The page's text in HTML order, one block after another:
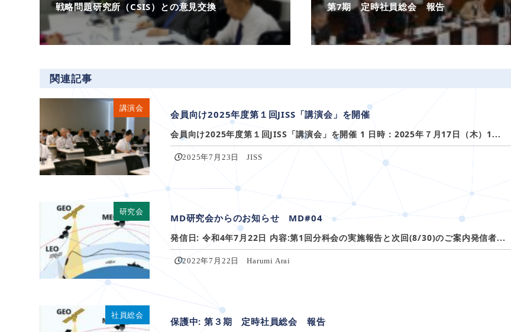
戦略問題研究所（CSIS）との意見交換 第7期 定時社員総会 報告
関連記事
講演会
会員向け2025年度第１回JISS「講演会」を開催
会員向け2025年度第１回JISS「講演会」を開催 1 日時：2025年７月17日（木）1...
2025年7月23日 JISS
研究会
MD研究会からのお知らせ MD#04
発信日: 令和4年7月22日 内容:第1回分科会の実施報告と次回(8/30)のご案内発信者...
2022年7月22日 Harumi Arai
社員総会
保護中: 第３期 定時社員総会 報告